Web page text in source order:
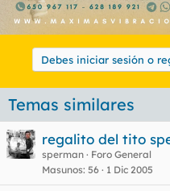
Debes iniciar sesión o
Temas similares
regalito del tito
sperman
Foro General
Masunos 56 1 Dic 2005